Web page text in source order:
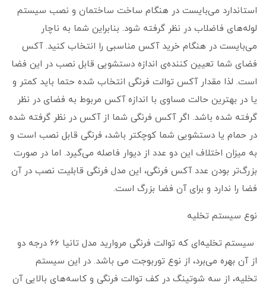
استاندارد می‌بایست در هنگام ساخت ساختمان و نصب سیستم
لوله‌های فاضلاب در نظر گرفته شود. بنابراین شما به ناچار
می‌بایست در هنگام خرید آکس مناسبی را انتخاب کنید. آکس
فضای شما تعیین کننده‌ی اندازه دستشویی قابل نصب در این فضا
است. لذا مقدار آکس توالت فرنگی انتخاب شده حتما باید کمتر و
یا در بهترین حالت مساوی با اندازه آکس مربوط به فضای در نظر
گرفته شده باشد. اگر آکس فرنگی شما از آکس در نظر گرفته شده
در حمام یا دستشویی شما کوچکتر باشد، فرنگی قابل نصب است و
به میزان اختلاف این دو عدد از دیوار فاصله می‌گیرد. اما در صورت
بزرگ‌تر بودن عدد آکس فرنگی، این مدل فرنگی قابلیت نصب در آن
فضا را ندارد و برای آن فضا بزرگ است.
نوع سیستم تخلیه
سیستم تخلیه‌ای که توالت فرنگی مروارید مدل تانیا 66 درجه دو
از آن بهره می‌برد، از نوع توربوجت می باشد. در این سیستم
تخلیه، از سه شوتینگ در کف توالت فرنگی و کاسه‌های بالایی آن